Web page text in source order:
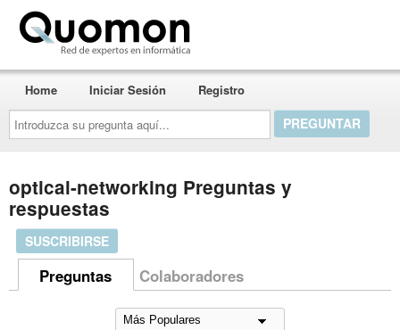
Introduzca
su
pregunta
aquí...
Home Iniciar Sesión Registro
optical-networking Preguntas y
respuestas
SUSCRIBIRSE
Preguntas Colaboradores